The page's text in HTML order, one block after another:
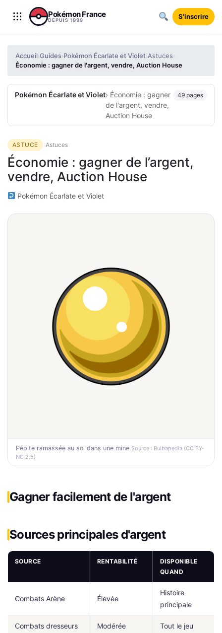
Aller au contenu
Pokémon France
DEPUIS 1999 S'inscrire
Accueil›Guides›Pokémon Écarlate et Violet›Astuces›
Économie : gagner de l'argent, vendre, Auction House
Pokémon Écarlate et Violet› Économie : gagner
de l'argent, vendre,
Auction House
49 pages
ASTUCE Astuces
Économie : gagner de l’argent,
vendre, Auction House
Pokémon Écarlate et Violet
Pépite ramassée au sol dans une mine Source : Bulbapedia (CC BY-
NC 2.5)
Gagner facilement de l'argent
Sources principales d'argent
SOURCE RENTABILITÉ
DISPONIBLE
QUAND
Combats Arène Élevée
Histoire
principale
Combats dresseurs Modérée Tout le jeu